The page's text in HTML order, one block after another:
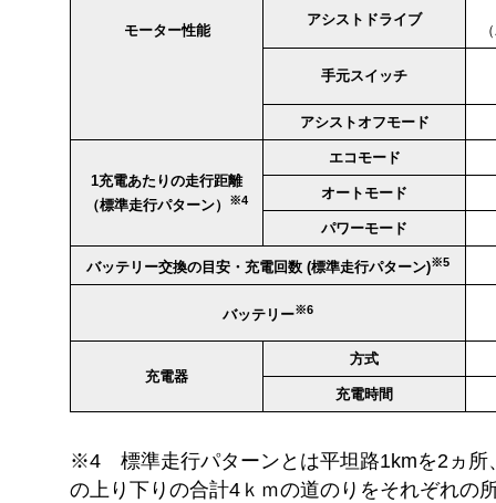
モーター性能
アシストドライブ
手元スイッチ
アシストオフモード
1充電あたりの走行距離
（標準走行パターン）
※4
エコモード
オートモード
パワーモード
バッテリー交換の目安・充電回数 (標準走行パターン)※5
バッテリー※6
充電器
方式
充電時間
※4 標準走行パターンとは平坦路1kmを2ヵ所
の上り下りの合計4ｋｍの道のりをそれぞれの